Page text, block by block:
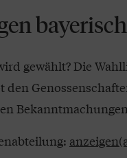
gewählt? Die
den